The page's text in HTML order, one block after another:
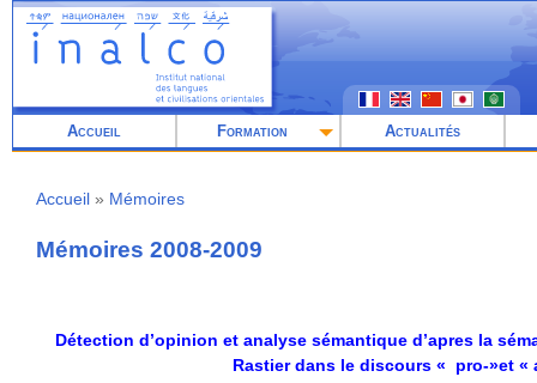
Aller
contenu
Accueil Formation Actualités
d'Ariane
Accueil Mémoires
Mémoires 2008-2009
Détection d’opinion et analyse sémantique d’apres la
Rastier dans le discours « pro-»et «